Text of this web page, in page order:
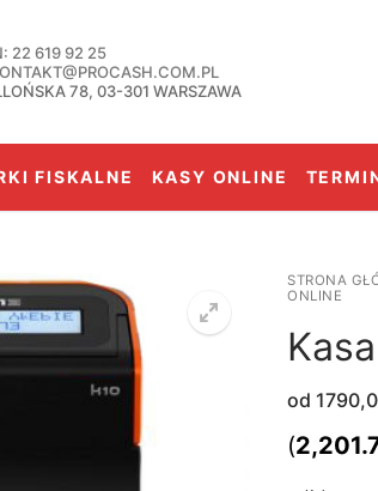
22 619 92 25
78, 03-301 WARSZAWA
FISKALNE KASY ONLINE
STRONA
ONLINE
od
(